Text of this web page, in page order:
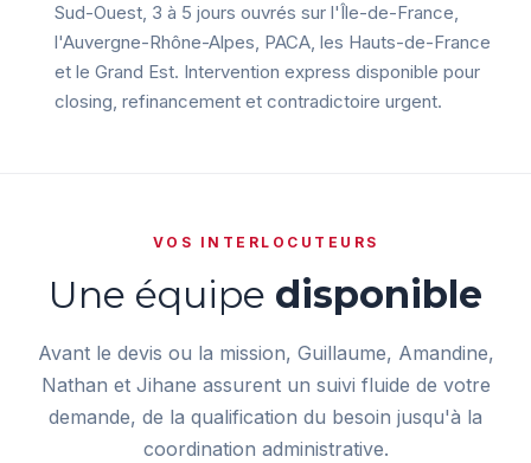
Sud-Ouest, 3 à 5 jours ouvrés sur l'Île-de-France,
l'Auvergne-Rhône-Alpes, PACA, les Hauts-de-France
et le Grand Est. Intervention express disponible pour
closing, refinancement et contradictoire urgent.
VOS INTERLOCUTEURS
Une équipe disponible
Avant le devis ou la mission, Guillaume, Amandine,
Nathan et Jihane assurent un suivi fluide de votre
demande, de la qualification du besoin jusqu'à la
coordination administrative.